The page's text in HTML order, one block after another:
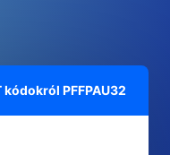
kódokról PFFPAU32